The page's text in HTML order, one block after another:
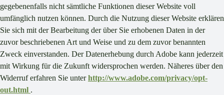
gegebenenfalls nicht sämtliche Funktionen dieser Website voll
umfänglich nutzen können. Durch die Nutzung dieser Website erklären
Sie sich mit der Bearbeitung der über Sie erhobenen Daten in der
zuvor beschriebenen Art und Weise und zu dem zuvor benannten
Zweck einverstanden. Der Datenerhebung durch Adobe kann jederzeit
mit Wirkung für die Zukunft widersprochen werden. Näheres über den
Widerruf erfahren Sie unterhttp://www.adobe.com/privacy/opt-
out.html .